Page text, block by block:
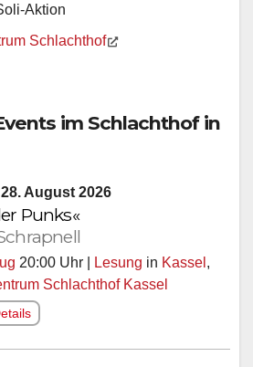
Aktion
Schlachthof
im Schlachthof in
August 2026
Punks«
20:00 Uhr | Lesung in Kassel ,
Schlachthof Kassel